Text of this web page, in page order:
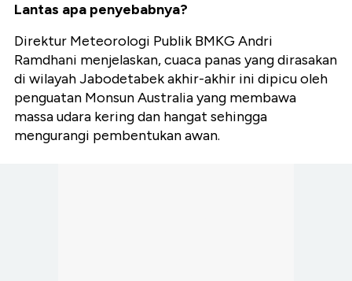
Lantas apa penyebabnya?
Direktur Meteorologi Publik BMKG Andri
Ramdhani menjelaskan, cuaca panas yang dirasakan
di wilayah Jabodetabek akhir-akhir ini dipicu oleh
penguatan Monsun Australia yang membawa
massa udara kering dan hangat sehingga
mengurangi pembentukan awan.